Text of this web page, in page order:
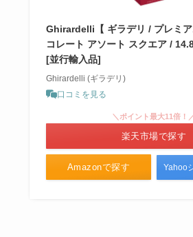
Ghirardelli【 ギラデリ / プレミア
コレート アソート スクエア /
[並行輸入品]
Ghirardelli (ギラデリ)
口コミを見る
Amazonで探す
＼ポイント最大11倍！
楽天市場で探す
Yahoo